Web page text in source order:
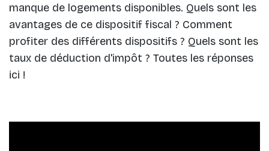
manque de logements disponibles. Quels sont les
avantages de ce dispositif fiscal ? Comment
profiter des différents dispositifs ? Quels sont les
taux de déduction d'impôt ? Toutes les réponses
ici !